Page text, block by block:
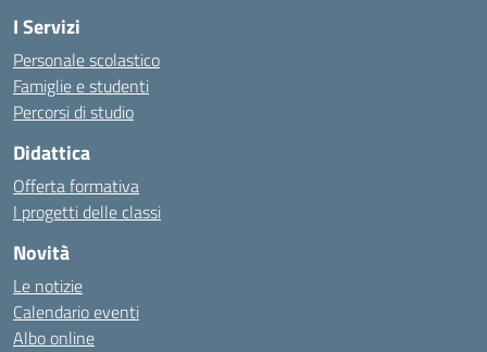
I Servizi
Personale scolastico
Famiglie e studenti
Percorsi di studio
Didattica
Offerta formativa
I progetti delle classi
Novità
Le notizie
Calendario eventi
Albo online